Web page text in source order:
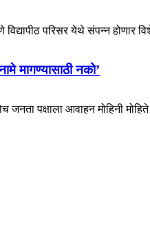
परिसर येथे संपन्न
मागण्यासाठी नको’
पक्षाला आवाहन मोहिनी